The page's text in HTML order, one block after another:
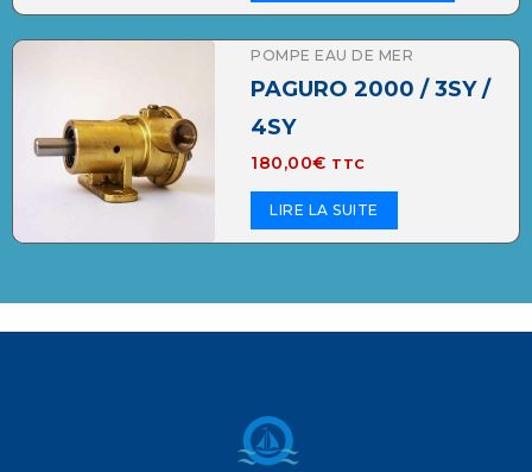
POMPE EAU DE MER
PAGURO 2000 / 3SY /
4SY
180,00€ TTC
LIRE LA SUITE